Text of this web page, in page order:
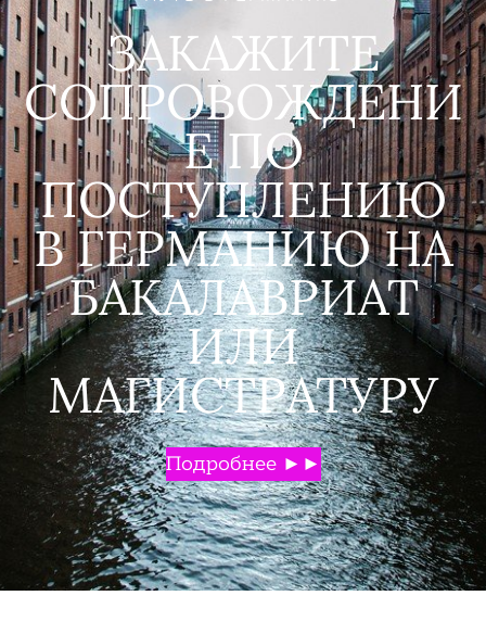
ЗАКАЖИТЕ
СОПРОВОЖДЕНИ
Е ПО
ПОСТУПЛЕНИЮ
В ГЕРМАНИЮ НА
БАКАЛАВРИАТ
ИЛИ
МАГИСТРАТУРУ
Подробнее ►►